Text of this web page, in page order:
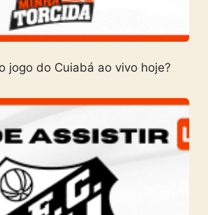
jogo do Cuiabá ao vivo hoje?